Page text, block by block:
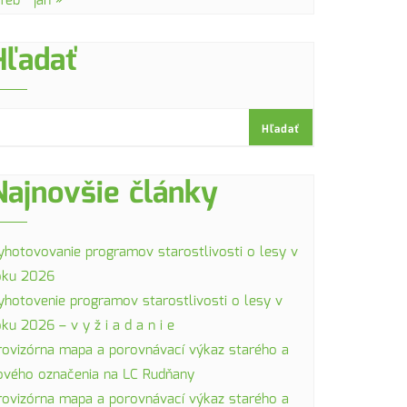
Hľadať
články
programov starostlivosti o lesy v
2026
programov starostlivosti o lesy v
2026 – v y ž i a d a n i e
mapa a porovnávací výkaz starého a
označenia na LC Rudňany
mapa a porovnávací výkaz starého a